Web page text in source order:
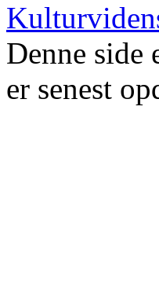
Denne side
er senest